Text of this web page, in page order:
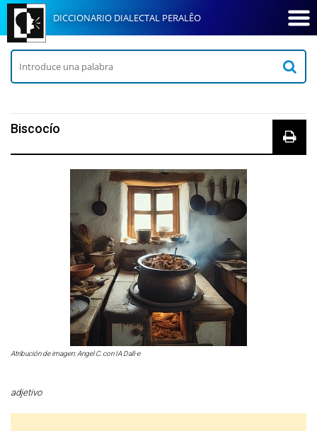
DICCIONARIO DIALECTAL PERALÊO
Biscocío
Atribución de imagen: Angel C. con IA Dall-e
adjetivo